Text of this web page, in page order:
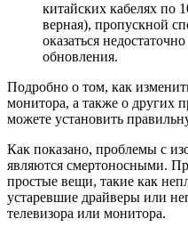
китайских кабелях по
верная), пропускной
оказаться
обновления.
Подробно о том, как
монитора, а также о других
можете установить
Как показано, проблемы с
являются смертоносными.
простые вещи, такие как
устаревшие драйверы или
телевизора или монитора.